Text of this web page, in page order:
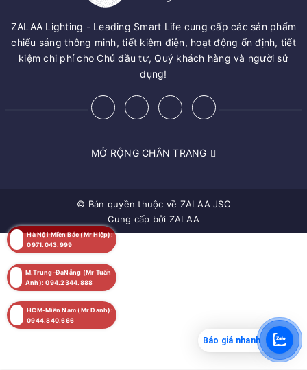
ZALAA Lighting - Leading Smart Life cung cấp các sản phẩm
chiếu sáng thông minh, tiết kiệm điện, hoạt động ổn định, tiết
kiệm chi phí cho Chủ đầu tư, Quý khách hàng và người sử
dụng!
MỞ RỘNG CHÂN TRANG
© Bản quyền thuộc về ZALAA JSC
Cung cấp bởi ZALAA
HCM-Miền Nam (Mr Danh):
0944.840.666
Hà Nội-Miền Bắc (Mr Hiệp):
0971.043.999
M.Trung-ĐàNẵng (Mr Tuấn
Anh): 094.2344.888
Báo giá nhanh